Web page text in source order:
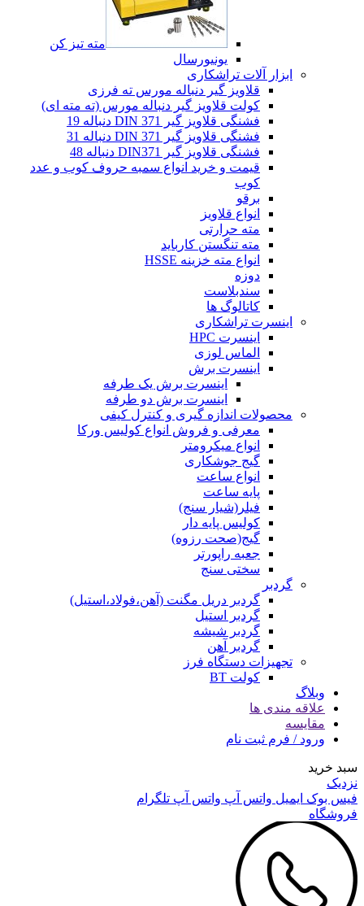
مته تیز کن
یونیورسال
ابزار آلات تراشکاری
قلاویز گیر دنباله مورس ته فرزی
کولت قلاویز گیر دنباله مورس (ته مته ای)
فشنگی قلاویز گیر DIN 371 دنباله 19
فشنگی قلاویز گیر DIN 371 دنباله 31
فشنگی قلاویز گیر DIN371 دنباله 48
قیمت و خرید انواع سمبه حروف کوب و عدد
کوب
برقو
انواع قلاویز
مته حرارتی
مته تنگستن کارباید
انواع مته خزینه HSSE
دوزه
سندبلاست
کاتالوگ ها
اینسرت تراشکاری
اینسرت HPC
الماس لوزی
اینسرت برش
اینسرت برش یک طرفه
اینسرت برش دو طرفه
محصولات اندازه گیری و کنترل کیفی
معرفی و فروش انواع کولیس ورکا
انواع میکرومتر
گیج جوشکاری
انواع ساعت
پایه ساعت
فیلر(شیار سنج)
کولیس پایه دار
گیج(صحت رزوه)
جعبه راپورتر
سختی سنج
گردبر
گردبر دریل مگنت (آهن،فولاد،استیل)
گردبر استیل
گردبر شیشه
گردبر آهن
تجهیزات دستگاه فرز
کولت BT
وبلاگ
علاقه مندی ها
مقایسه
ورود / فرم ثبت نام
سبد خرید
نزدیک
فیس بوک ایمیل واتس آپ واتس آپ تلگرام
فروشگاه